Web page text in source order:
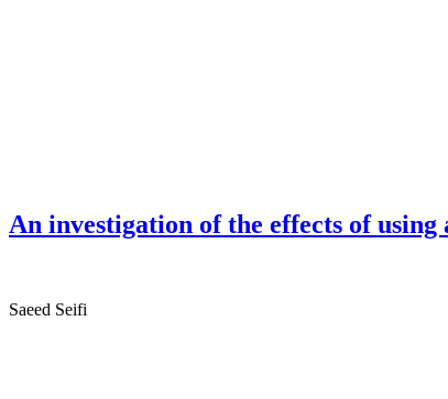
An investigation of the effects of
Saeed Seifi